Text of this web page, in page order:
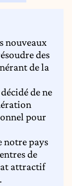
nouveaux
des
de la
de ne
pour
notre pays
de
attractif